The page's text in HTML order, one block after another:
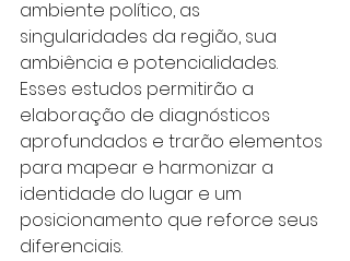
ambiente político, as
singularidades da região, sua
ambiência e potencialidades.
Esses estudos permitirão a
elaboração de diagnósticos
aprofundados e trarão elementos
para mapear e harmonizar a
identidade do lugar e um
posicionamento que reforce seus
diferenciais.